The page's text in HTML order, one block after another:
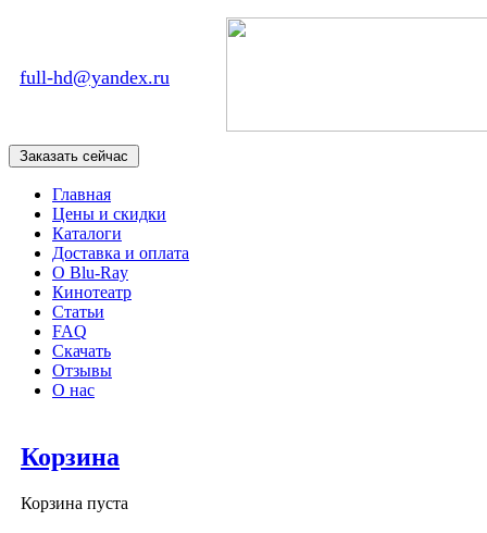
full-hd@yandex.ru
Главная
Цены и скидки
Каталоги
Доставка и оплата
О Blu-Ray
Кинотеатр
Статьи
FAQ
Скачать
Отзывы
О нас
Корзина
Корзина пуста